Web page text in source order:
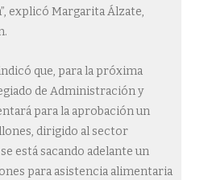
explicó Margarita Álzate,
que, para la próxima
de Administración y
para la aprobación un
dirigido al sector
está sacando adelante un
para asistencia alimentaria